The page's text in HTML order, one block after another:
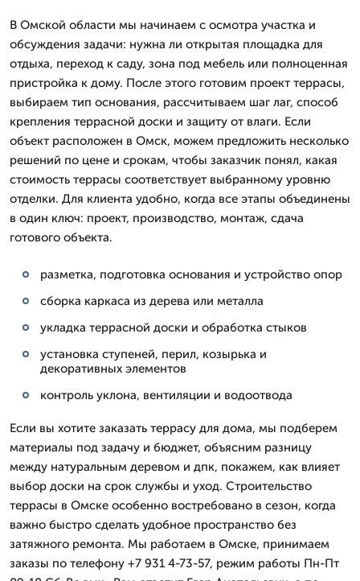
В Омской области мы начинаем с осмотра участка и
обсуждения задачи: нужна ли открытая площадка для
отдыха, переход к саду, зона под мебель или полноценная
пристройка к дому. После этого готовим проект террасы,
выбираем тип основания, рассчитываем шаг лаг, способ
крепления террасной доски и защиту от влаги. Если
объект расположен в Омск, можем предложить несколько
решений по цене и срокам, чтобы заказчик понял, какая
стоимость террасы соответствует выбранному уровню
отделки. Для клиента удобно, когда все этапы объединены
в один ключ: проект, производство, монтаж, сдача
готового объекта.
разметка, подготовка основания и устройство опор
сборка каркаса из дерева или металла
укладка террасной доски и обработка стыков
установка ступеней, перил, козырька и
декоративных элементов
контроль уклона, вентиляции и водоотвода
Если вы хотите заказать террасу для дома, мы подберем
материалы под задачу и бюджет, объясним разницу
между натуральным деревом и дпк, покажем, как влияет
выбор доски на срок службы и уход. Строительство
террасы в Омске особенно востребовано в сезон, когда
важно быстро сделать удобное пространство без
затяжного ремонта. Мы работаем в Омске, принимаем
заказы по телефону +7 931 4-73-57, режим работы Пн-Пт